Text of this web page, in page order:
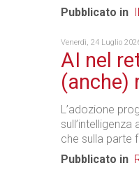
Pubblicato in
Venerdì, 24 Luglio
AI nel
(anche)
L’adozione
che sulla parte
Pubblicato in